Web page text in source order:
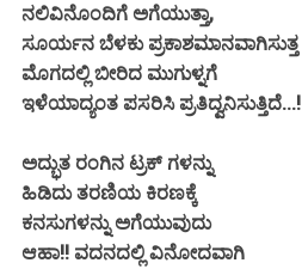
ನಲಿವಿನೊಂದಿಗೆ ಅಗೆಯುತ್ತಾ,
ಸೂರ್ಯನ ಬೆಳಕು ಪ್ರಕಾಶಮಾನವಾಗಿಸುತ್ತ
ಮೊಗದಲ್ಲಿ ಬೀರಿದ ಮುಗುಳ್ನಗೆ
ಇಳೆಯಾದ್ಯಂತ ಪಸರಿಸಿ ಪ್ರತಿದ್ವನಿಸುತ್ತಿದೆ...!
ಅದ್ಭುತ ರಂಗಿನ ಟ್ರಕ್ ಗಳನ್ನು
ಹಿಡಿದು ತರಣಿಯ ಕಿರಣಕ್ಕೆ
ಕನಸುಗಳನ್ನು ಅಗೆಯುವುದು
ಆಹಾ!! ವದನದಲ್ಲಿ ವಿನೋದವಾಗಿ